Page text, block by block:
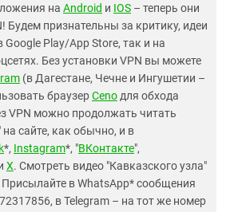
на Android и IOS – теперь они
Будем признательны за критику, идеи
Play/App Store, так и на
Без установки VPN вы можете
(в Дагестане, Чечне и Ингушетии –
браузерCeno для обхода
VPN можно продолжать читать
на сайте, как обычно, и в
*, Instagram*, "ВКонтакте",
X. Смотреть видео "Кавказского узла"
Присылайте в WhatsApp* сообщения
в Telegram – на тот же номер